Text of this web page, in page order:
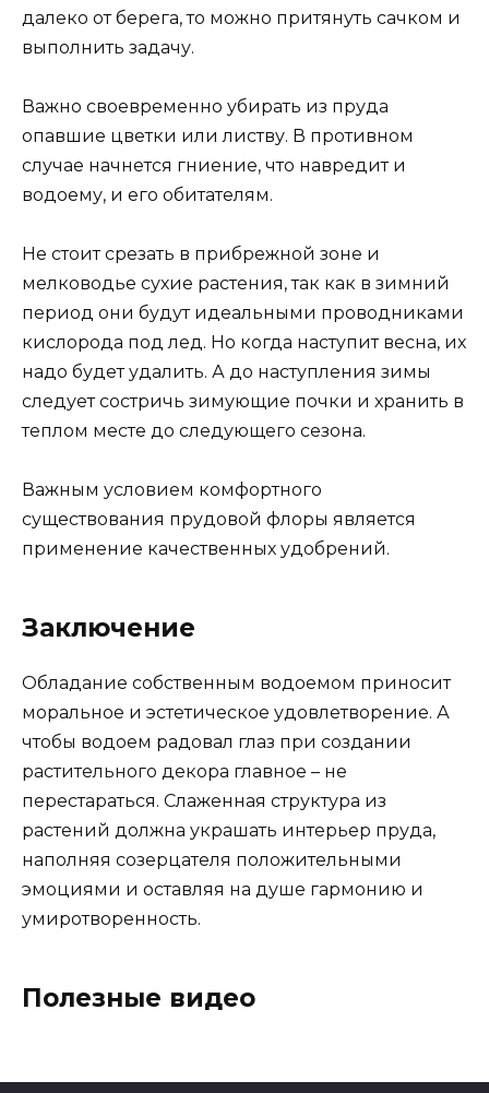
далеко от берега, то можно притянуть сачком и
выполнить задачу.
Важно своевременно убирать из пруда
опавшие цветки или листву. В противном
случае начнется гниение, что навредит и
водоему, и его обитателям.
Не стоит срезать в прибрежной зоне и
мелководье сухие растения, так как в зимний
период они будут идеальными проводниками
кислорода под лед. Но когда наступит весна, их
надо будет удалить. А до наступления зимы
следует состричь зимующие почки и хранить в
теплом месте до следующего сезона.
Важным условием комфортного
существования прудовой флоры является
применение качественных удобрений.
Заключение
Обладание собственным водоемом приносит
моральное и эстетическое удовлетворение. А
чтобы водоем радовал глаз при создании
растительного декора главное – не
перестараться. Слаженная структура из
растений должна украшать интерьер пруда,
наполняя созерцателя положительными
эмоциями и оставляя на душе гармонию и
умиротворенность.
Полезные видео